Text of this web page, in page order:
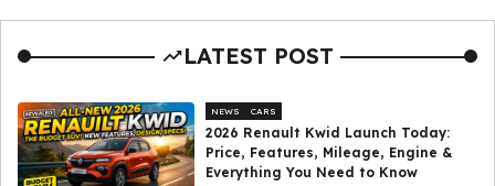
LATEST POST
NEWS CARS
2026 Renault Kwid Launch Today:
Price, Features, Mileage, Engine &
Everything You Need to Know